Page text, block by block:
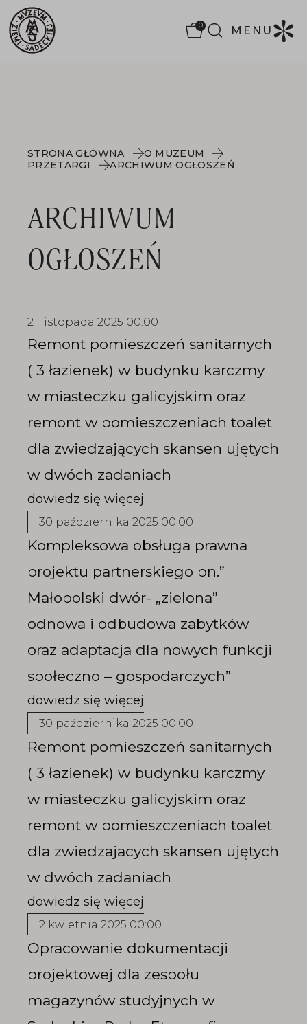
0 MENU
STRONA GŁÓWNA
O MUZEUM
PRZETARGI
ARCHIWUM OGŁOSZEŃ
ARCHIWUM
OGŁOSZEŃ
21 listopada 2025 00:00
Remont pomieszczeń sanitarnych
( 3 łazienek) w budynku karczmy
w miasteczku galicyjskim oraz
remont w pomieszczeniach toalet
dla zwiedzających skansen ujętych
w dwóch zadaniach
30 października 2025 00:00
Kompleksowa obsługa prawna
projektu partnerskiego pn.”
Małopolski dwór- „zielona”
odnowa i odbudowa zabytków
oraz adaptacja dla nowych funkcji
społeczno – gospodarczych”
30 października 2025 00:00
Remont pomieszczeń sanitarnych
( 3 łazienek) w budynku karczmy
w miasteczku galicyjskim oraz
remont w pomieszczeniach toalet
dla zwiedzajacych skansen ujętych
w dwóch zadaniach
2 kwietnia 2025 00:00
Opracowanie dokumentacji
projektowej dla zespołu
magazynów studyjnych w